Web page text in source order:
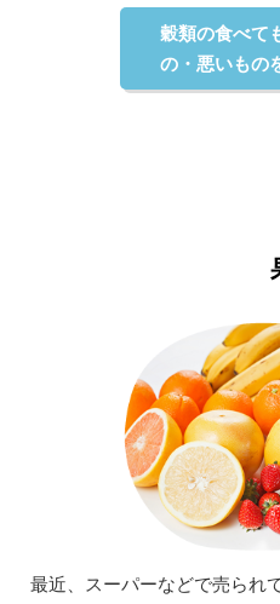
穀類の食べて
の・悪いもの
最近、スーパーなどで売られ